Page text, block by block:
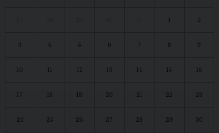
1 2
3 4 5 6 7 8 9
10 11 12 13 14 15 16
17 18 19 20 21 22 23
24 25 26 27 28 29 30